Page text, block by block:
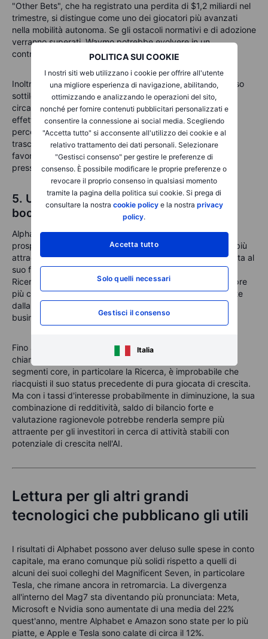
POLITICA SUI COOKIE
I nostri siti web utilizzano i cookie per offrire all'utente
una migliore esperienza di navigazione, abilitando,
ottimizzando e analizzando le operazioni del sito,
nonché per fornire contenuti pubblicitari personalizzati e
consentire la connessione ai social media. Scegliendo
"Accetta tutto" si acconsente all'utilizzo dei cookie e al
relativo trattamento dei dati personali. Selezionare
"Gestisci consenso" per gestire le preferenze di
consenso. È possibile modificare le proprie preferenze o
revocare il proprio consenso in qualsiasi momento
tramite la pagina della politica sui cookie. Si prega di
consultare la nostra cookie policye la nostra privacy
policy.
Accetta tutto
Solo quelli necessari
Gestisci il consenso
Italia
"Other Bets", che ha registrato una perdita di $1,2 miliardi nel
trimestre, si distingue come uno dei giocatori più avanzati
nella mobilità autonoma. Se gli ostacoli normativi e di adozione
verrannosuperati,Waymopotrebbe evolvere in un
contributore
significativoai ricavi futuri di Alphabet.
Inoltre, il dollaro americano più debole ha fornito un impulso
sottile ma importanteaquesto trimestre. Alphabet genera
circa il 50% dei suoi ricavi dai mercati internazionali, e gli
effetti delle valute hanno aggiunto un intero punto
percentuale alla crescita, un'inversione rispetto al
trascinamento di un punto visto l'anno scorso. Quel vento
favorevole potrebbe continuare se il dollaro rimane sotto
pressione a causa delle politiche della Fed inevoluzione
5. Una giocata tecnologica di valore nel
boom dell'AI
Alphabet ora viene scambiata a un rapporto prezzo-utili
prospettico inferiore a 20x, rendendola una delle opzioni più
attraenti all'interno del gruppo Magnificent Seven. Abbinata al
suo forte saldo di cassa e alla continua redditività nella
Ricerca e nel Cloud, Alphabet potrebbe essere vista sempre
più come un nome tecnologico difensivo, meno dipendente
dalla monetizzazione speculativa dell'AI e più radicata nei
business che generano flussi di cassa.
Fino a quando Alphabet non riuscirà a fornire maggiore
chiarezza su come l'AI trasformerà l'economia dei suoi
segmenti core, in particolare la Ricerca, è improbabile che
riacquisti il suo status precedente di pura giocata di crescita.
Ma con i tassi d'interesse probabilmente in diminuzione, la sua
combinazione di redditività, saldo di bilancio forte e
valutazione ragionevole potrebbe renderla sempre più
attraente per gli investitori in cerca di attività stabili con
potenziale di crescita nell'AI.
Lettura per gli altri grandi
tecnologici che pubblicano gli utili
I risultati di Alphabet possono aver deluso sulle spese in conto
capitale, ma erano comunque più solidi rispetto a quelli di
alcuni dei suoi colleghi del Magnificent Seven, in particolare
Tesla, che rimane ancora in retromarcia. La divergenza
all'interno del Mag7 sta diventando più pronunciata: Meta,
Microsoft e Nvidia sono aumentate di una media del 22%
quest'anno, mentre Alphabet e Amazon sono state per lo più
piatte, e Apple e Tesla sono calate di circa il 12%.